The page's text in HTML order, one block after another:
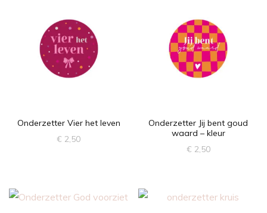
Onderzetter Vier het leven
€ 2,50
Onderzetter Jij bent goud
waard – kleur
€ 2,50